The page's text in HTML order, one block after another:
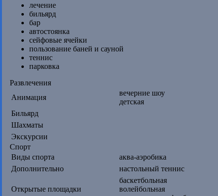
лечение
бильярд
бар
автостоянка
сейфовые ячейки
пользование баней и сауной
теннис
парковка
Развлечения
Анимация
вечерние шоу
детская
Бильярд
Шахматы
Экскурсии
Спорт
Виды спорта
аква-аэробика
Дополнительно
настольный теннис
Открытые площадки
баскетбольная
волейбольная